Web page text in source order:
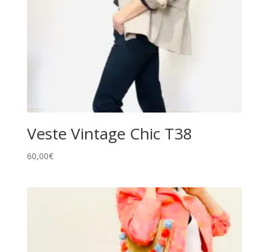
Veste Vintage Chic T38
60,00€